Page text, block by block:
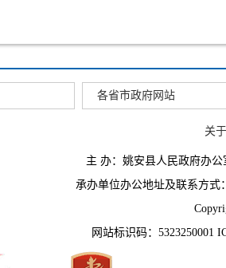
各省市政府网站
关
主 办：姚安县人民政府办
承办单位办公地址及联系方式
网站标识码：5323250001